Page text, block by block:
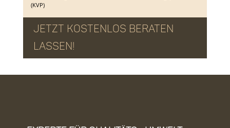
(KVP)
Jetzt kostenlos beraten
lassen!